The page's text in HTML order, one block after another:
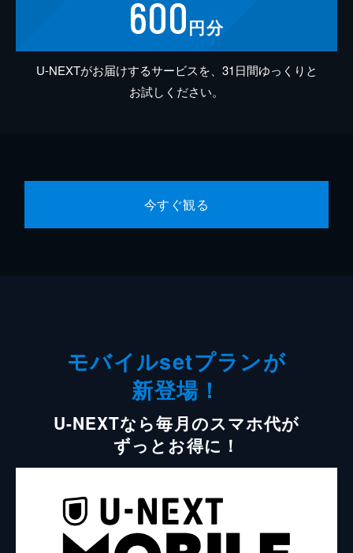
600円分
U-NEXTがお届けするサービスを、31日間ゆっくりと
お試しください。
今すぐ観る
モバイルsetプランが
新登場！
U-NEXTなら毎月のスマホ代が
ずっとお得に！